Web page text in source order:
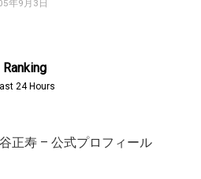
年9月3日
Ranking
24 Hours
正寿 – 公式プロフィール